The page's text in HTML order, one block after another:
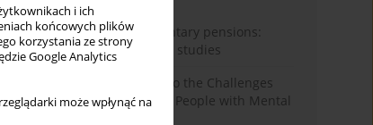
i ich
końcowych plików
korzystania ze strony
Google Analytics
może wpłynąć na
Auto-enrolment in voluntary pensions:
Comparative OECD case studies
Bibliometric Insights into the Challenges
and Needs of Homeless People with Mental